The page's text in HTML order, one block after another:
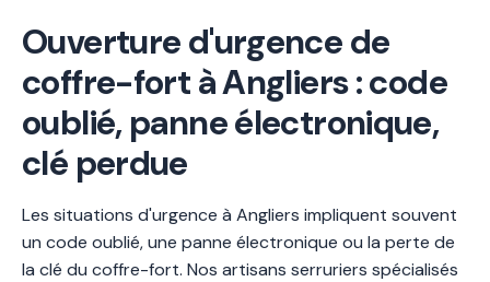
Ouverture d'urgence de
coffre-fort à Angliers : code
oublié, panne électronique,
clé perdue
Les situations d'urgence à Angliers impliquent souvent
un code oublié, une panne électronique ou la perte de
la clé du coffre-fort. Nos artisans serruriers spécialisés